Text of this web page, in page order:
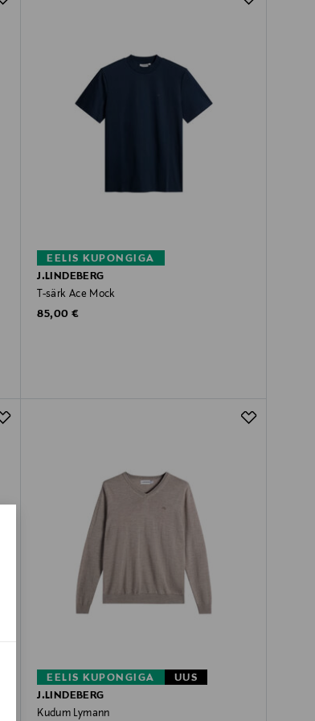
EELIS KUPONGIGA
J.LINDEBERG
T-särk Ace Mock
Original Price
85,00 €
EELIS KUPONGIGA
UUS
J.LINDEBERG
Kudum Lymann